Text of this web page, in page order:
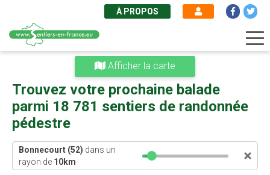
principal
À PROPOS
Trouvez votre prochaine balade
parmi 18 781 sentiers de randonnée
pédestre
Bonnecourt (52) dans un
rayon de 10km
Afficher la carte